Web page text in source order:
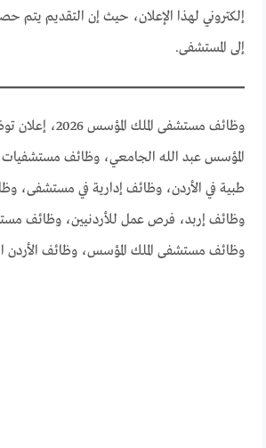
إلكتروني لهذا الإعلان، حيث إن التقديم يتم
إلى المستشفى.
وظائف مستشفى الملك
المؤسس عبد الله الجامعي، وظائف مستشفيات
طبية في الأردن، وظائف إدارية في مستشفى،
وظائف إربد، فرص عمل للأردنيين، وظائف
وظائف مستشفى الملك المؤسس، وظائف الأردن